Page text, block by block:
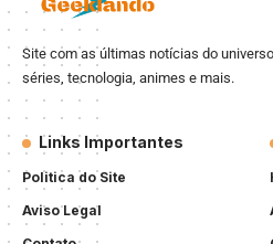
Site com as últimas notícias do
séries, tecnologia, animes e mais.
Links Importantes
Politica do Site
Aviso Legal